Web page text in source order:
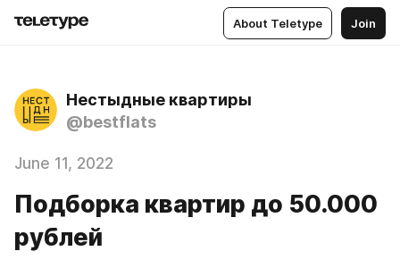
About Teletype Join
Нестыдные квартиры
@bestflats
June 11, 2022
Подборка квартир до 50.000
рублей